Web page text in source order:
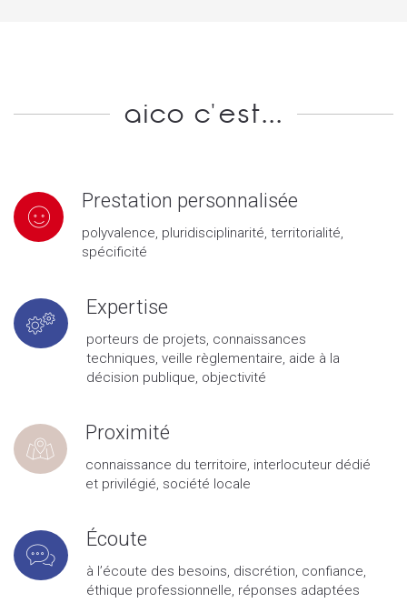
aico c'est...
Prestation personnalisée
polyvalence, pluridisciplinarité, territorialité,
spécificité
Expertise
porteurs de projets, connaissances
techniques, veille règlementaire, aide à la
décision publique, objectivité
Proximité
connaissance du territoire, interlocuteur dédié
et privilégié, société locale
Écoute
à l’écoute des besoins, discrétion, confiance,
éthique professionnelle, réponses adaptées